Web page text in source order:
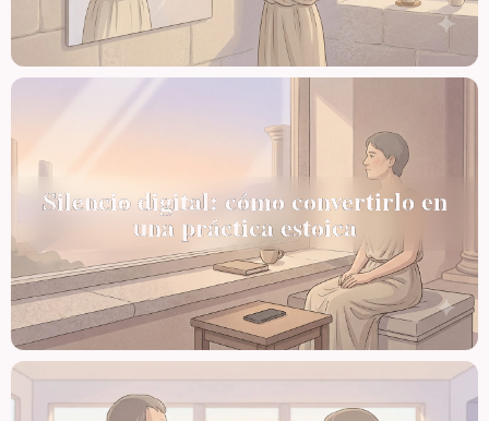
Silencio digital: cómo convertirlo en
una práctica estoica